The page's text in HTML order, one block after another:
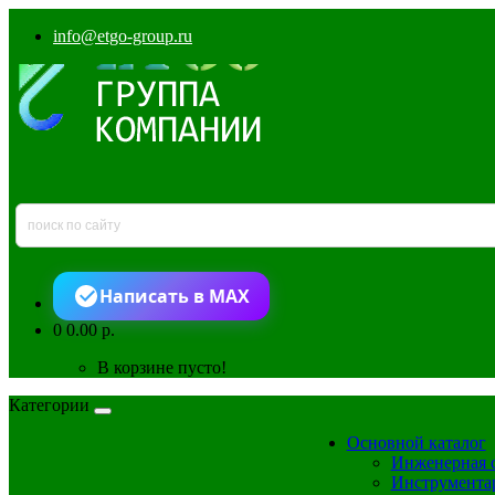
info@etgo-group.ru
Написать в MAX
00.00 р.
В корзине пусто!
Категории
Основной каталог
Инженерная